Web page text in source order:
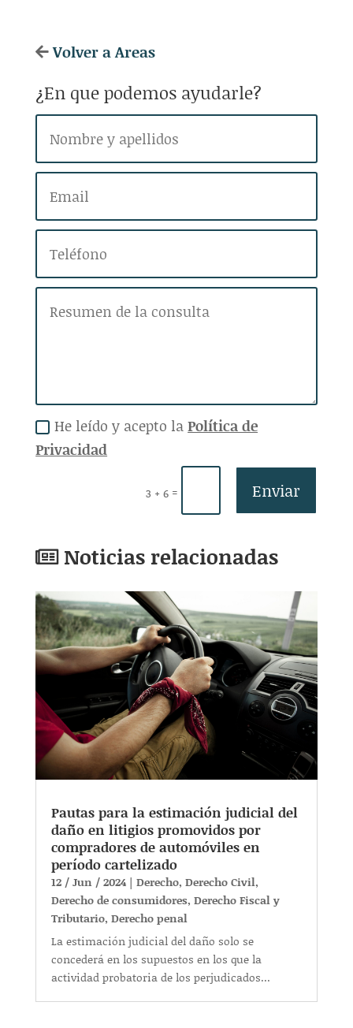
Volver a Areas
¿En que podemos ayudarle?
He leído y acepto laPolítica de
Privacidad
3 + 6 = Enviar
Noticias relacionadas
Pautas para la estimación judicial del
daño en litigios promovidos por
compradores de automóviles en
período cartelizado
12 / Jun / 2024| Derecho, Derecho Civil,
Derecho de consumidores, Derecho Fiscal y
Tributario, Derecho penal
La estimación judicial del daño solo se
concederá en los supuestos en los que la
actividad probatoria de los perjudicados...